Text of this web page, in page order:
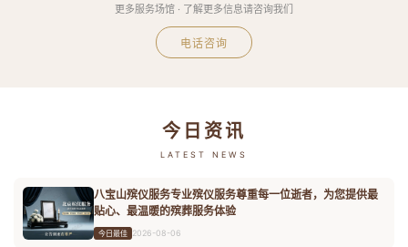
更多服务场馆 · 了解更多信息请咨询我们
电话咨询
今日资讯
LATEST NEWS
八宝山殡仪服务专业殡仪服务尊重每一位逝者，为您提供最
贴心、最温暖的殡葬服务体验
今日最佳 2026-08-06